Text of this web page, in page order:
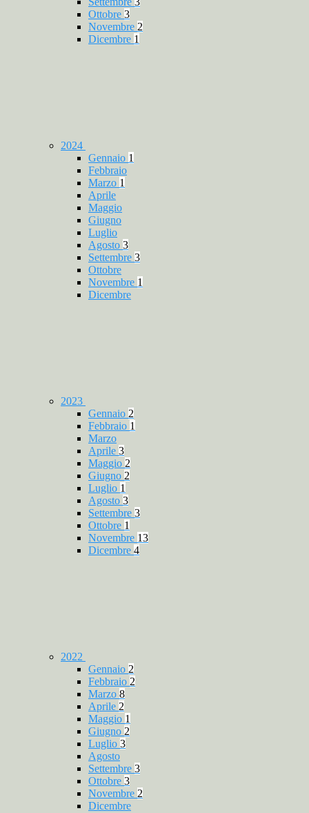
Ottobre 3
Novembre 2
Dicembre 1
2024
Gennaio 1
Febbraio
Marzo 1
Aprile
Maggio
Giugno
Luglio
Agosto 3
Settembre 3
Ottobre
Novembre 1
Dicembre
2023
Gennaio 2
Febbraio 1
Marzo
Aprile 3
Maggio 2
Giugno 2
Luglio 1
Agosto 3
Settembre 3
Ottobre 1
Novembre 13
Dicembre 4
2022
Gennaio 2
Febbraio 2
Marzo 8
Aprile 2
Maggio 1
Giugno 2
Luglio 3
Agosto
Settembre 3
Ottobre 3
Novembre 2
Dicembre